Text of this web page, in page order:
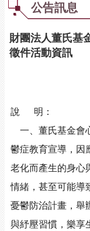
公告訊息
財團法人董氏基
徵件活動資訊
說 明：
一、董氏基金會
鬱症教育宣導，因
老化而產生的身心
情緒，甚至可能導
憂鬱防治計畫，舉
與紓壓習慣，樂享